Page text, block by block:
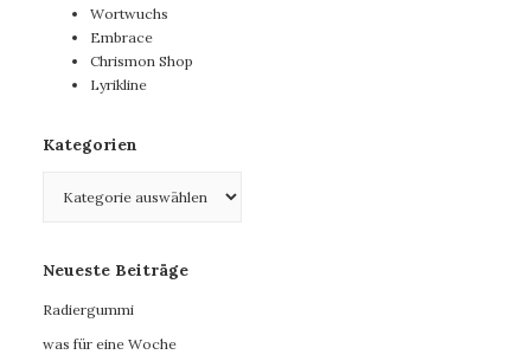
Wortwuchs
Embrace
Chrismon Shop
Lyrikline
Kategorien
Neueste Beiträge
Radiergummi
was für eine Woche